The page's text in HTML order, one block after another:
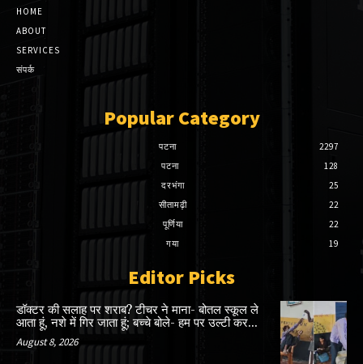
HOME
ABOUT
SERVICES
संपर्क
Popular Category
पटना
2297
पटना
128
दरभंगा
25
सीतामढ़ी
22
पूर्णिया
22
गया
19
Editor Picks
डॉक्टर की सलाह पर शराब? टीचर ने माना- बोतल स्कूल ले
आता हूं, नशे में गिर जाता हूं; बच्चे बोले- हम पर उल्टी कर...
August 8, 2026